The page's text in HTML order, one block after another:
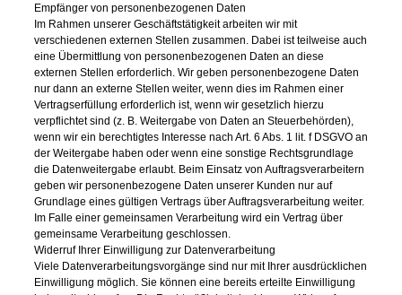
Empfänger von personenbezogenen Daten
Im Rahmen unserer Geschäftstätigkeit arbeiten wir mit
verschiedenen externen Stellen zusammen. Dabei ist teilweise auch
eine Übermittlung von personenbezogenen Daten an diese
externen Stellen erforderlich. Wir geben personenbezogene Daten
nur dann an externe Stellen weiter, wenn dies im Rahmen einer
Vertragserfüllung erforderlich ist, wenn wir gesetzlich hierzu
verpflichtet sind (z. B. Weitergabe von Daten an Steuerbehörden),
wenn wir ein berechtigtes Interesse nach Art. 6 Abs. 1 lit. f DSGVO an
der Weitergabe haben oder wenn eine sonstige Rechtsgrundlage
die Datenweitergabe erlaubt. Beim Einsatz von Auftragsverarbeitern
geben wir personenbezogene Daten unserer Kunden nur auf
Grundlage eines gültigen Vertrags über Auftragsverarbeitung weiter.
Im Falle einer gemeinsamen Verarbeitung wird ein Vertrag über
gemeinsame Verarbeitung geschlossen.
Widerruf Ihrer Einwilligung zur Datenverarbeitung
Viele Datenverarbeitungsvorgänge sind nur mit Ihrer ausdrücklichen
Einwilligung möglich. Sie können eine bereits erteilte Einwilligung